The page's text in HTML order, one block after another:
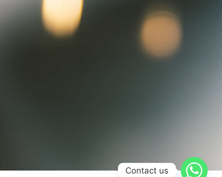
Contact us